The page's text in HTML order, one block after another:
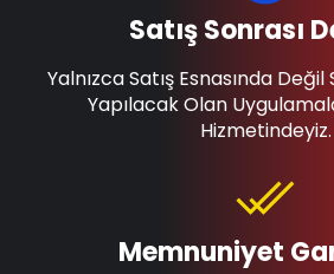
Memnuniyet
Satış Sonrası
Yalnızca Satış Esnasında Değil
Yapılacak Olan
Hizmetindeyiz.